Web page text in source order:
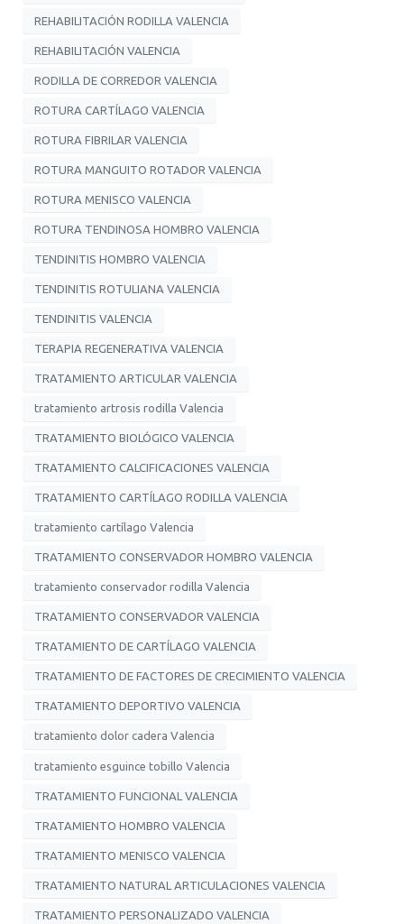
REHABILITACIÓN RODILLA VALENCIA
REHABILITACIÓN VALENCIA
RODILLA DE CORREDOR VALENCIA
ROTURA CARTÍLAGO VALENCIA
ROTURA FIBRILAR VALENCIA
ROTURA MANGUITO ROTADOR VALENCIA
ROTURA MENISCO VALENCIA
ROTURA TENDINOSA HOMBRO VALENCIA
TENDINITIS HOMBRO VALENCIA
TENDINITIS ROTULIANA VALENCIA
TENDINITIS VALENCIA
TERAPIA REGENERATIVA VALENCIA
TRATAMIENTO ARTICULAR VALENCIA
tratamiento artrosis rodilla Valencia
TRATAMIENTO BIOLÓGICO VALENCIA
TRATAMIENTO CALCIFICACIONES VALENCIA
TRATAMIENTO CARTÍLAGO RODILLA VALENCIA
tratamiento cartílago Valencia
TRATAMIENTO CONSERVADOR HOMBRO VALENCIA
tratamiento conservador rodilla Valencia
TRATAMIENTO CONSERVADOR VALENCIA
TRATAMIENTO DE CARTÍLAGO VALENCIA
TRATAMIENTO DE FACTORES DE CRECIMIENTO VALENCIA
TRATAMIENTO DEPORTIVO VALENCIA
tratamiento dolor cadera Valencia
tratamiento esguince tobillo Valencia
TRATAMIENTO FUNCIONAL VALENCIA
TRATAMIENTO HOMBRO VALENCIA
TRATAMIENTO MENISCO VALENCIA
TRATAMIENTO NATURAL ARTICULACIONES VALENCIA
TRATAMIENTO PERSONALIZADO VALENCIA